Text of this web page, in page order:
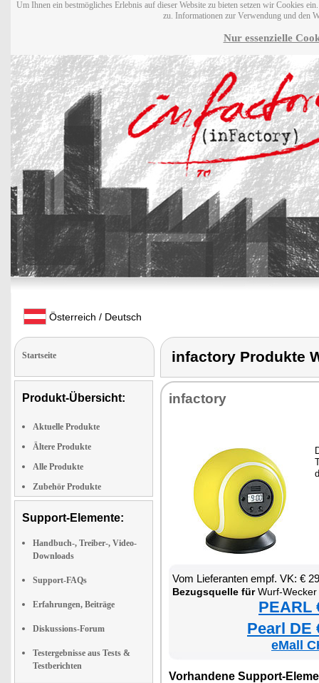
Um Ihnen ein bestmögliches Erlebnis auf dieser Website zu bieten setzen wir Cookies
zu. Informationen zur Verwendung und den
Nur essenzielle
Österreich / Deutsch
Startseite
Produkt-Übersicht:
Aktuelle Produkte
Ältere Produkte
Alle Produkte
Zubehör Produkte
Support-Elemente:
Handbuch-, Treiber-, Video-
Downloads
Support-FAQs
Erfahrungen, Beiträge
Diskussions-Forum
Testergebnisse aus Tests &
Testberichten
infactory Produkte
infactory
Vom Lieferanten empf. VK: €
Bezugsquelle fürWurf-Wecker
PEARL
Pearl DE
eMall
Vorhandene Support-